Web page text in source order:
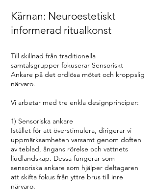
Kärnan: Neuroestetiskt
informerad ritualkonst
Till skillnad från traditionella
samtalsgrupper fokuserar Sensoriskt
Ankare på det ordlösa mötet och kroppslig
närvaro.
Vi arbetar med tre enkla designprinciper:
1) Sensoriska ankare
Istället för att överstimulera, dirigerar vi
uppmärksamheten varsamt genom doften
av teblad, ångans rörelse och vattnets
ljudlandskap. Dessa fungerar som
sensoriska ankare som hjälper deltagaren
att skifta fokus från yttre brus till inre
närvaro.